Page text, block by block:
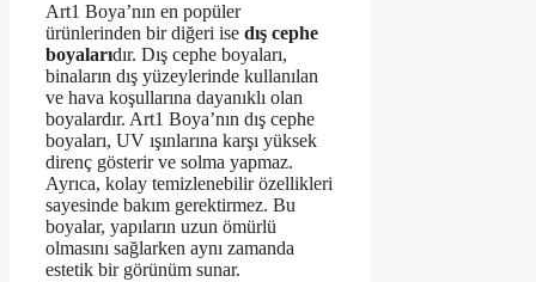
Art1 Boya’nın en popüler
ürünlerinden bir diğeri ise dış cephe
boyalarıdır. Dış cephe boyaları,
binaların dış yüzeylerinde kullanılan
ve hava koşullarına dayanıklı olan
boyalardır. Art1 Boya’nın dış cephe
boyaları, UV ışınlarına karşı yüksek
direnç gösterir ve solma yapmaz.
Ayrıca, kolay temizlenebilir özellikleri
sayesinde bakım gerektirmez. Bu
boyalar, yapıların uzun ömürlü
olmasını sağlarken aynı zamanda
estetik bir görünüm sunar.